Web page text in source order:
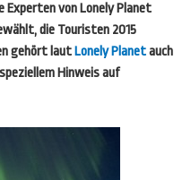
von Lonely Planet
die Touristen 2015
gehört lautLonely Planetauch
Hinweis auf